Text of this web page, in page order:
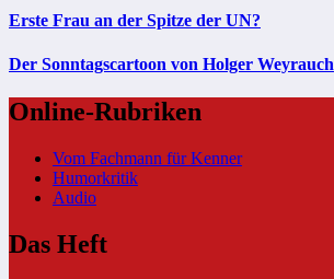
Erste Frau an der Spitze der UN?
Der Sonntagscartoon von Holger Weyrauch
Online-Rubriken
Vom Fachmann für Kenner
Humorkritik
Audio
Das Heft